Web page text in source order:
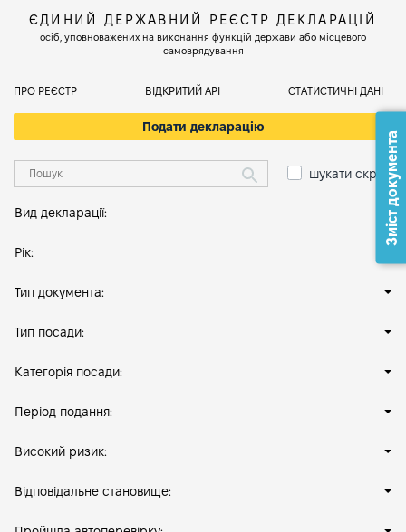
ЄДИНИЙ ДЕРЖАВНИЙ РЕЄСТР ДЕКЛАРАЦІЙ
осіб, уповноважених на виконання функцій держави або місцевого
самоврядування
ПРО РЕЄСТР ВІДКРИТИЙ АРІ СТАТИСТИЧНІ ДАНІ
Подати декларацію
шукати скрізь
Вид декларації:
Рік:
Тип документа:
Тип посади:
Категорія посади:
Період подання:
Високий ризик:
Відповідальне становище:
Зміст документа